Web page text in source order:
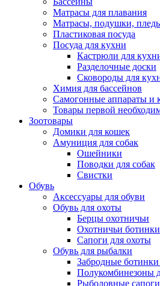
Матрасы для плавания
Матрасы, подушки,
Пластиковая посуда
Посуда для кухни
Кастрюли для
Разделочные доски
Сковороды для
Химия для бассейнов
Самогонные аппараты и
Товары первой
Зоотовары
Домики для кошек
Амуниция для собак
Ошейники
Поводки для собак
Свистки
Обувь
Аксессуары для обуви
Обувь для охоты
Берцы охотничьи
Охотничьи ботинки
Сапоги для охоты
Обувь для рыбалки
Забродные
Полукомбинезоны
Рыболовные сапоги